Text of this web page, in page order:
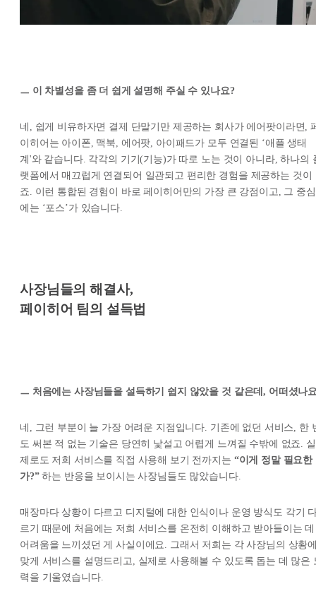
ㅡ 이 차별성을 좀 더 쉽게 설명해 주실 수 있나요?
네, 쉽게 비유하자면 결제 단말기만 제공하는 회사가 에어팟이라면,
이히어는 아이폰, 맥북, 에어팟, 아이패드가 모두 연결된 ‘애플 생태
계'와 같습니다. 각각의 기기(기능)가 따로 노는 것이 아니라, 하나의
랫폼에서 매끄럽게 연결되어 일관되고 편리한 경험을 제공하는 것이
죠. 이런 통합된 경험이 바로 페이히어만의 가장 큰 강점이고, 그 중심
에는 ‘포스’가 있습니다.
사장님들의 해결사,
페이히어 팀의 설득법
ㅡ 처음에는 사장님들을 설득하기 쉽지 않았을 것 같은데, 어떠셨나
네, 그런 부분이 늘 가장 어려운 지점입니다. 기존에 없던 서비스, 한
도 써본 적 없는 기술은 당연히 낯설고 어렵게 느껴질 수밖에 없죠. 실
제로도 저희 서비스를 직접 사용해 보기 전까지는 “이게 정말 필요한
가?”하는 반응을 보이시는 사장님들도 많았습니다.
매장마다 상황이 다르고 디지털에 대한 인식이나 운영 방식도 각기
르기 때문에 처음에는 저희 서비스를 온전히 이해하고 받아들이는 데
어려움을 느끼셨던 게 사실이에요. 그래서 저희는 각 사장님의 상황
맞게 서비스를 설명드리고, 실제로 사용해볼 수 있도록 돕는 데 많은
력을 기울였습니다.